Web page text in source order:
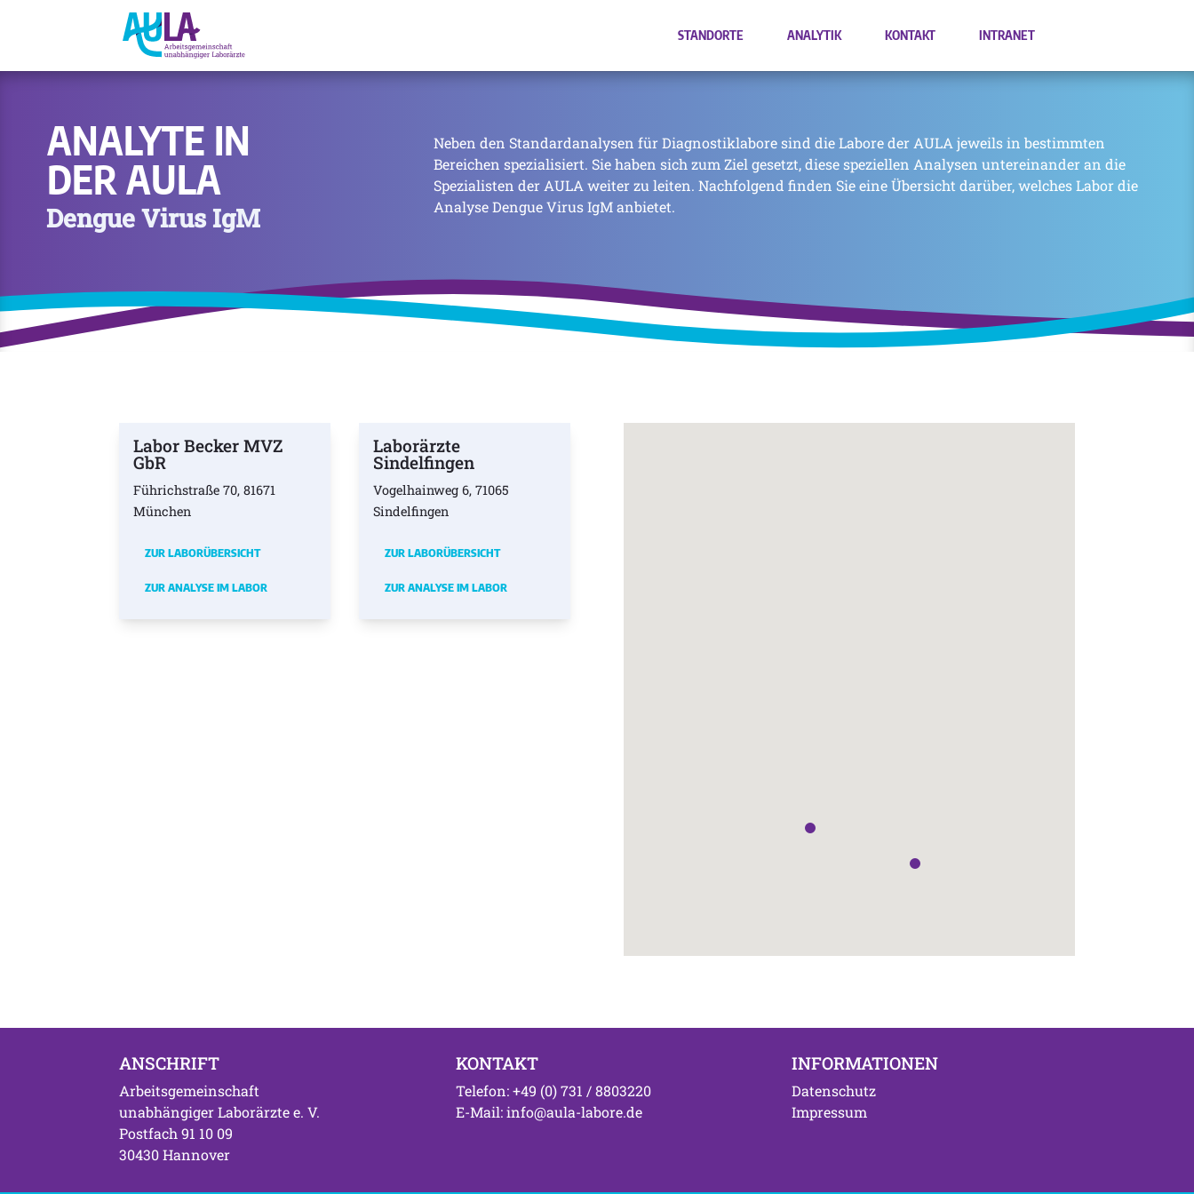
STANDORTE ANALYTIK KONTAKT INTRANET
ANALYTE IN
DER AULA
Dengue Virus IgM
Neben den Standardanalysen für Diagnostiklabore sind die Labore der AULA jeweils in bestimmten
Bereichen spezialisiert. Sie haben sich zum Ziel gesetzt, diese speziellen Analysen untereinander an die
Spezialisten der AULA weiter zu leiten. Nachfolgend finden Sie eine Übersicht darüber, welches Labor die
Analyse Dengue Virus IgM anbietet.
Labor Becker MVZ
GbR
Führichstraße 70, 81671
München
ZUR LABORÜBERSICHT
ZUR ANALYSE IM LABOR
Laborärzte
Sindelfingen
Vogelhainweg 6, 71065
Sindelfingen
ZUR LABORÜBERSICHT
ZUR ANALYSE IM LABOR
ANSCHRIFT
Arbeitsgemeinschaft
unabhängiger Laborärzte e. V.
Postfach 91 10 09
30430 Hannover
KONTAKT
Telefon: +49 (0) 731 / 8803220
E-Mail: info@aula-labore.de
INFORMATIONEN
Datenschutz
Impressum